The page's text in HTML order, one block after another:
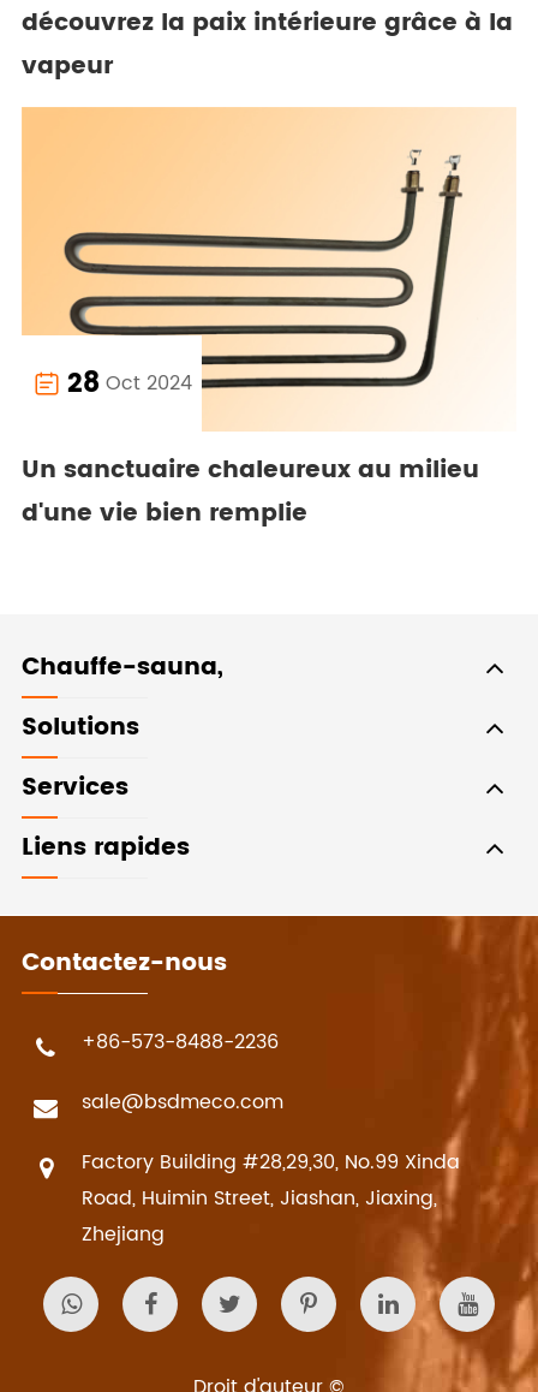
découvrez la paix intérieure grâce à la
vapeur
 28 Oct 2024
Un sanctuaire chaleureux au milieu
d'une vie bien remplie
Chauffe-sauna,
Solutions
Services
Liens rapides
Contactez-nous
+86-573-8488-2236
sale@bsdmeco.com
Factory Building #28,29,30, No.99 Xinda
Road, Huimin Street, Jiashan, Jiaxing,
Zhejiang